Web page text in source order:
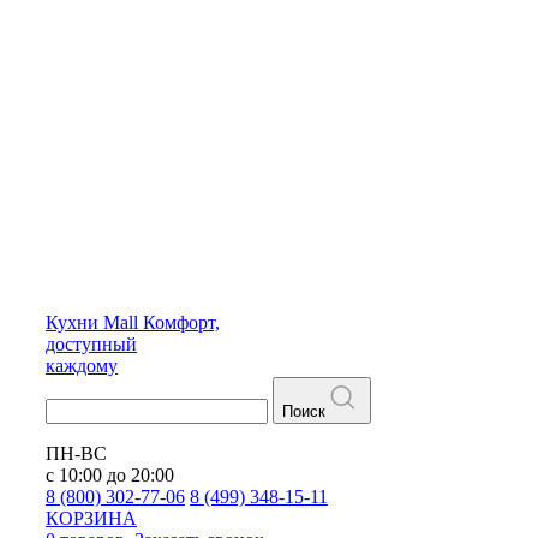
Кухни Mall Комфорт,
доступный
каждому
Поиск
ПН-ВС
с 10:00 до 20:00
8 (800) 302-77-06 8 (499) 348-15-11
КОРЗИНА